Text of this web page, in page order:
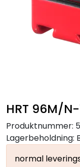
HRT 96M/
Produktnummer:
Lagerbeholdning:
normal